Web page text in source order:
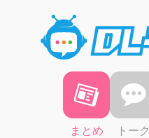
まとめ トーク